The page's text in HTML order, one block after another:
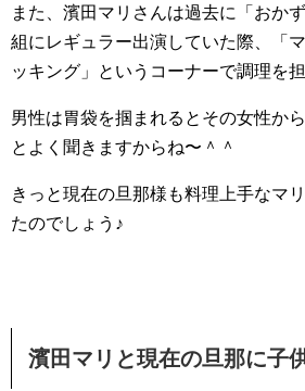
また、濱田マリさんは過去に「おか
組にレギュラー出演していた際、「
ッキング」というコーナーで調理を
男性は胃袋を掴まれるとその女性か
とよく聞きますからね〜＾＾
きっと現在の旦那様も料理上手なマ
たのでしょう♪
濱田マリと現在の旦那に子